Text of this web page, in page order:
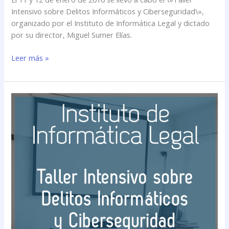
Intensivo sobre Delitos Informáticos y Ciberseguridad\»,
organizado por el Instituto de Informática Legal y dictado
por su director, Miguel Sumer Elías.
Leer más »
Se
cabo
Intensivo
Informáticos